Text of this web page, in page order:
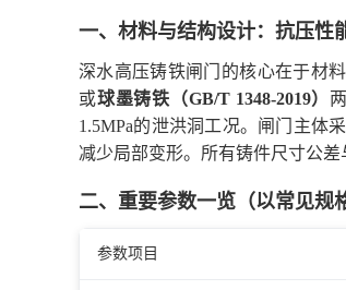
一、材料与结构设计：抗压性
深水高压铸铁闸门的核心在于材
或球墨铸铁（GB/T 1348-2019）
1.5MPa的泄洪洞工况。闸门主体
减少局部变形。所有铸件尺寸公
二、重要参数一览（以常见规
参数项目